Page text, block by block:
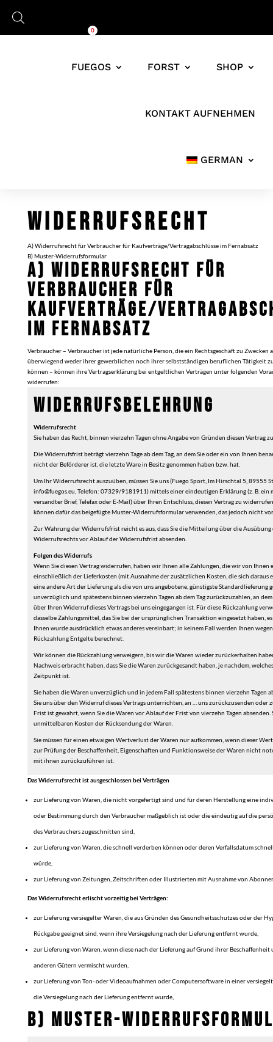
0
FUEGOS FORST SHOP
KONTAKT AUFNEHMEN
GERMAN
WIDERRUFSRECHT
A) Widerrufsrecht für Verbraucher für Kaufverträge/Vertragabschlüsse im Fernabsatz
B) Muster-Widerrufsformular
A) WIDERRUFSRECHT FÜR
VERBRAUCHER FÜR
KAUFVERTRÄGE/
IM FERNABSATZ
Verbraucher – Verbraucher ist jede natürliche Person, die ein Rechtsgeschäft zu Zwecken
überwiegend weder ihrer gewerblichen noch ihrer selbstständigen beruflichen Tätigkeit
können – können ihre Vertragserklärung bei entgeltlichen Verträgen unter folgenden
widerrufen:
WIDERRUFSBELEHRUNG
Widerrufsrecht
Sie haben das Recht, binnen vierzehn Tagen ohne Angabe von Gründen diesen Vertrag
Die Widerrufsfrist beträgt vierzehn Tage ab dem Tag, an dem Sie oder ein von Ihnen
nicht der Beförderer ist, die letzte Ware in Besitz genommen haben bzw. hat.
Um Ihr Widerrufsrecht auszuüben, müssen Sie uns (Fuego Sport, Im Hirschtal 5, 89555
info@fuegos.eu, Telefon: 07329/9181911) mittels einer eindeutigen Erklärung (z. B. ein
versandter Brief, Telefax oder E-Mail) über Ihren Entschluss, diesen Vertrag zu
können dafür das beigefügte Muster-Widerrufsformular verwenden, das jedoch nicht
Zur Wahrung der Widerrufsfrist reicht es aus, dass Sie die Mitteilung über die Ausübung
Widerrufsrechts vor Ablauf der Widerrufsfrist absenden.
Folgen des Widerrufs
Wenn Sie diesen Vertrag widerrufen, haben wir Ihnen alle Zahlungen, die wir von Ihnen
einschließlich der Lieferkosten (mit Ausnahme der zusätzlichen Kosten, die sich daraus
eine andere Art der Lieferung als die von uns angebotene, günstigste Standardlieferung
unverzüglich und spätestens binnen vierzehn Tagen ab dem Tag zurückzuzahlen, an
über Ihren Widerruf dieses Vertrags bei uns eingegangen ist. Für diese Rückzahlung
dasselbe Zahlungsmittel, das Sie bei der ursprünglichen Transaktion eingesetzt haben,
Ihnen wurde ausdrücklich etwas anderes vereinbart; in keinem Fall werden Ihnen
Rückzahlung Entgelte berechnet.
Wir können die Rückzahlung verweigern, bis wir die Waren wieder zurückerhalten
Nachweis erbracht haben, dass Sie die Waren zurückgesandt haben, je nachdem,
Zeitpunkt ist.
Sie haben die Waren unverzüglich und in jedem Fall spätestens binnen vierzehn Tagen
Sie uns über den Widerruf dieses Vertrags unterrichten, an … uns zurückzusenden oder
Frist ist gewahrt, wenn Sie die Waren vor Ablauf der Frist von vierzehn Tagen absenden.
unmittelbaren Kosten der Rücksendung der Waren.
Sie müssen für einen etwaigen Wertverlust der Waren nur aufkommen, wenn dieser
zur Prüfung der Beschaffenheit, Eigenschaften und Funktionsweise der Waren nicht
mit ihnen zurückzuführen ist.
Das Widerrufsrecht ist ausgeschlossen bei Verträgen
zur Lieferung von Waren, die nicht vorgefertigt sind und für deren Herstellung eine
oder Bestimmung durch den Verbraucher maßgeblich ist oder die eindeutig auf die
des Verbrauchers zugeschnitten sind,
zur Lieferung von Waren, die schnell verderben können oder deren Verfallsdatum
würde,
zur Lieferung von Zeitungen, Zeitschriften oder Illustrierten mit Ausnahme von
Das Widerrufsrecht erlischt vorzeitig bei Verträgen:
zur Lieferung versiegelter Waren, die aus Gründen des Gesundheitsschutzes oder der
Rückgabe geeignet sind, wenn ihre Versiegelung nach der Lieferung entfernt wurde,
zur Lieferung von Waren, wenn diese nach der Lieferung auf Grund ihrer
anderen Gütern vermischt wurden,
zur Lieferung von Ton- oder Videoaufnahmen oder Computersoftware in einer
die Versiegelung nach der Lieferung entfernt wurde,
B) MUSTER-